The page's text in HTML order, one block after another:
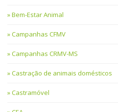
Bem-Estar Animal
Campanhas CFMV
Campanhas CRMV-MS
Castração de animais domésticos
Castramóvel